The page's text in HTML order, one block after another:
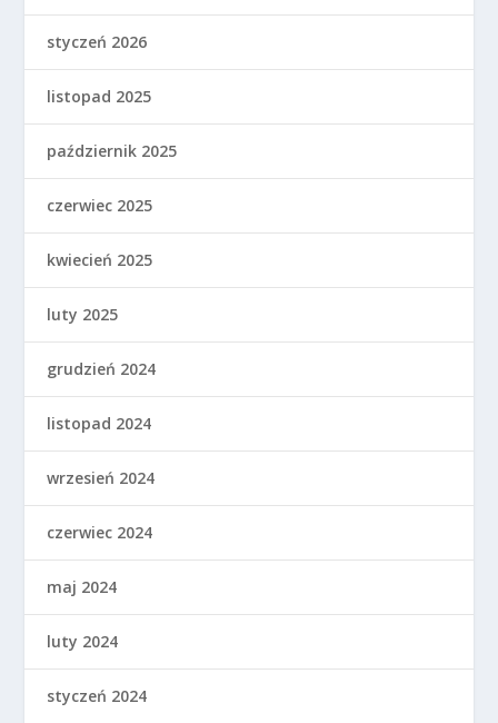
styczeń 2026
listopad 2025
październik 2025
czerwiec 2025
kwiecień 2025
luty 2025
grudzień 2024
listopad 2024
wrzesień 2024
czerwiec 2024
maj 2024
luty 2024
styczeń 2024